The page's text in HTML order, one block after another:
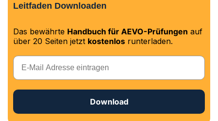
Leitfaden Downloaden
Das bewährte Handbuch für AEVO-Prüfungen auf
über 20 Seiten jetzt kostenlos runterladen.
E-Mail
Download